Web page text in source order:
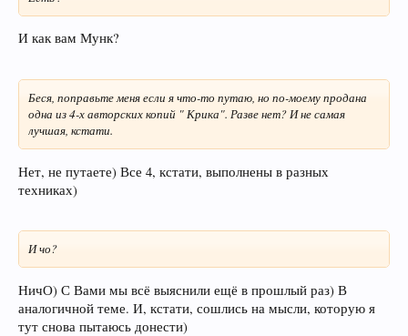
И как вам Мунк?
Беся, поправьте меня если я что-то путаю, но по-моему продана
одна из 4-х авторских копий " Крика". Разве нет? И не самая
лучшая, кстати.
Нет, не путаете) Все 4, кстати, выполнены в разных
техниках)
И чо?
НичО) С Вами мы всё выяснили ещё в прошлый раз) В
аналогичной теме. И, кстати, сошлись на мысли, которую я
тут снова пытаюсь донести)